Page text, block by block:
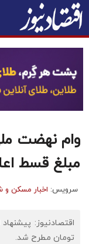
وام نهضت
مبلغ قسط
سرویس: اخبار مسکن
تومان مطرح شد.